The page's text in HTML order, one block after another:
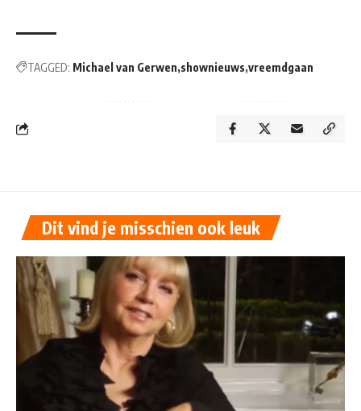
TAGGED: Michael van Gerwen shownieuws vreemdgaan
Dit vind je misschien ook leuk